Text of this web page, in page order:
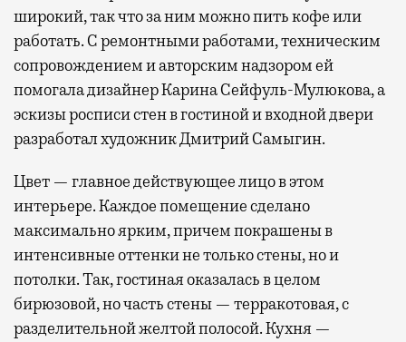
широкий, так что за ним можно пить кофе или
работать. С ремонтными работами, техническим
сопровождением и авторским надзором ей
помогала дизайнер Карина Сейфуль-Мулюкова, а
эскизы росписи стен в гостиной и входной двери
разработал художник Дмитрий Самыгин.
Цвет — главное действующее лицо в этом
интерьере. Каждое помещение сделано
максимально ярким, причем покрашены в
интенсивные оттенки не только стены, но и
потолки. Так, гостиная оказалась в целом
бирюзовой, но часть стены — терракотовая, с
разделительной желтой полосой. Кухня —